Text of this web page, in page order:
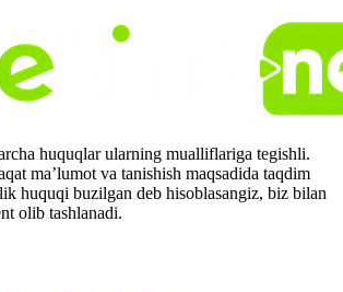
huquqlar ularning mualliflariga tegishli.
ma’lumot va tanishish maqsadida taqdim
huquqi buzilgan deb hisoblasangiz, biz bilan
olib tashlanadi.